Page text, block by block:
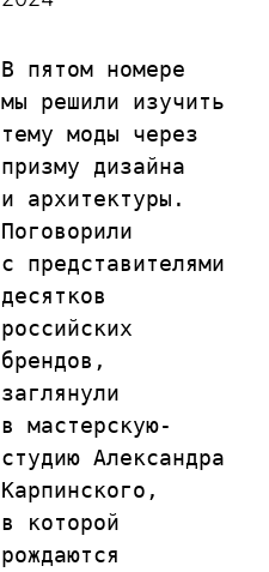
В пятом номере
мы решили изучить
тему моды через
призму дизайна
и архитектуры.
Поговорили
с представителями
десятков
российских
брендов,
заглянули
в мастерскую-
студию Александра
Карпинского,
в которой
рождаются